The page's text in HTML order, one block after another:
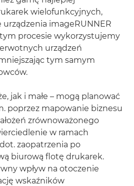
wielofunkcyjnych,
imageRUNNER
tym procesie wykorzystujemy
urządzeń
tym samym
jak i małe – mogą planować
poprzez mapowanie biznesu
zrównoważonego
w ramach
zaopatrzenia po
biurową flotę drukarek.
wpływ na otoczenie
wskaźników